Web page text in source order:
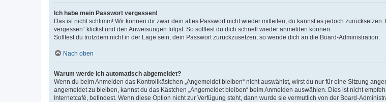
Ich habe mein Passwort vergessen!
Das ist nicht schlimm! Wir können dir zwar dein altes Passwort nicht wieder mitteilen, du kannst es jedoch
vergessen“ klickst und den Anweisungen folgst. So solltest du dich schnell wieder anmelden können.
Solltest du trotzdem nicht in der Lage sein, dein Passwort zurückzusetzen, so wende dich an die Board-Administration.
Nach oben
Warum werde ich automatisch abgemeldet?
Wenn du beim Anmelden das Kontrollkästchen „Angemeldet bleiben“ nicht auswählst, wirst du nur für eine Sitzung
angemeldet zu bleiben, kannst du das Kästchen „Angemeldet bleiben“ beim Anmelden auswählen. Dies ist nicht
Internetcafé, befindest. Wenn diese Option nicht zur Verfügung steht, dann wurde sie vermutlich von der Board-